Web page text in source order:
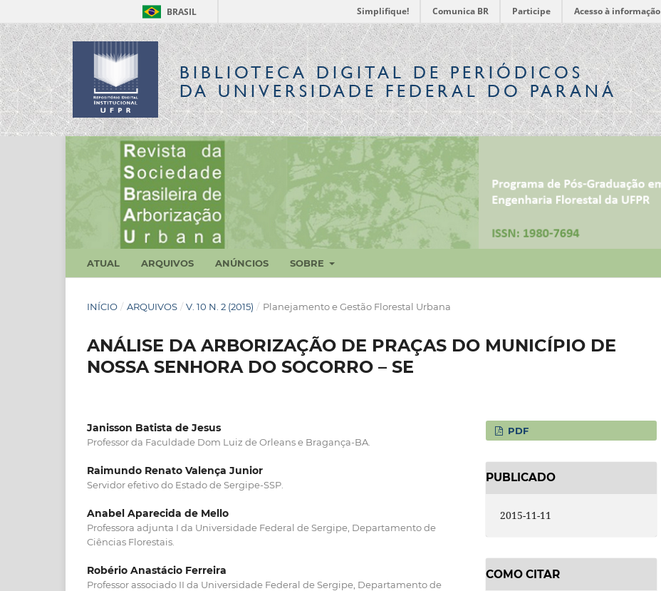
BRASIL Simplifique! Comunica BR Participe Acesso à informação
BIBLIOTECA DIGITALDE PERIÓDICOS
DA UNIVERSIDADE FEDERAL DO PARANÁ
ATUAL ARQUIVOS ANÚNCIOS SOBRE
INÍCIO / ARQUIVOS / V. 10 N. 2 (2015) / Planejamento e Gestão Florestal Urbana
ANÁLISE DA ARBORIZAÇÃO DE PRAÇAS DO MUNICÍPIO DE
NOSSA SENHORA DO SOCORRO – SE
Janisson Batista de Jesus
Professor da Faculdade Dom Luiz de Orleans e Bragança-BA.
Raimundo Renato Valença Junior
Servidor efetivo do Estado de Sergipe-SSP.
Anabel Aparecida de Mello
Professora adjunta I da Universidade Federal de Sergipe, Departamento de
Ciências Florestais.
Robério Anastácio Ferreira
Professor associado II da Universidade Federal de Sergipe, Departamento de
PDF
PUBLICADO
2015-11-11
COMO CITAR